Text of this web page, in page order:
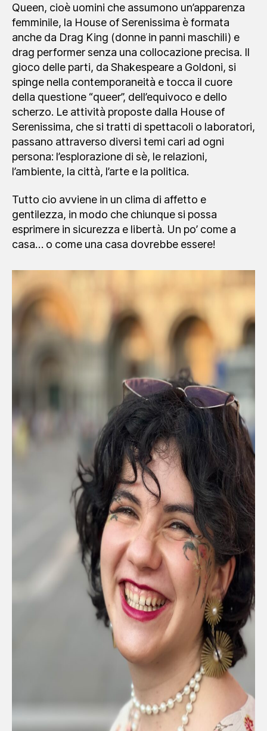
Queen, cioè uomini che assumono un’apparenza
femminile, la House of Serenissima è formata
anche da Drag King (donne in panni maschili) e
drag performer senza una collocazione precisa. Il
gioco delle parti, da Shakespeare a Goldoni, si
spinge nella contemporaneità e tocca il cuore
della questione “queer”, dell’equivoco e dello
scherzo. Le attività proposte dalla House of
Serenissima, che si tratti di spettacoli o laboratori,
passano attraverso diversi temi cari ad ogni
persona: l’esplorazione di sè, le relazioni,
l’ambiente, la città, l’arte e la politica.
Tutto cio avviene in un clima di affetto e
gentilezza, in modo che chiunque si possa
esprimere in sicurezza e libertà. Un po’ come a
casa… o come una casa dovrebbe essere!